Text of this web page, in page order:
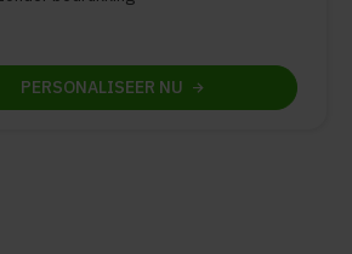
PERSONALISEER NU